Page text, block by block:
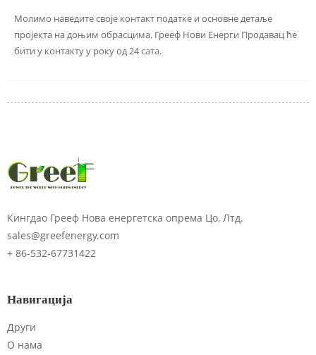
Молимо наведите своје контакт податке и основне детаље
пројекта на доњим обрасцима. Грееф Нови Енерги Продавац ће
бити у контакту у року од 24 сата.
Кингдао Грееф Нова енергетска опрема Цо, Лтд.
sales@greefenergy.com
+ 86-532-67731422
Навигација
Други
О нама
Унесите лозинку